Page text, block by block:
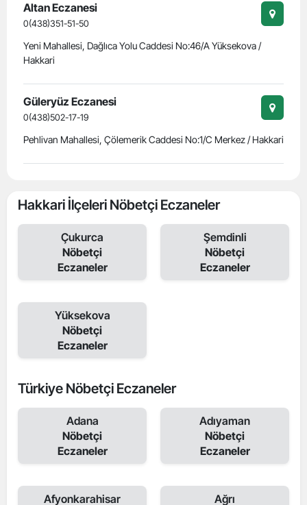
Altan Eczanesi
0(438)351-51-50
Yeni Mahallesi, Dağlıca Yolu Caddesi No:46/A Yüksekova /
Hakkari
Güleryüz Eczanesi
0(438)502-17-19
Pehlivan Mahallesi, Çölemerik Caddesi No:1/C Merkez / Hakkari
Hakkari İlçeleri Nöbetçi Eczaneler
Çukurca
Nöbetçi
Eczaneler
Şemdinli
Nöbetçi
Eczaneler
Yüksekova
Nöbetçi
Eczaneler
Türkiye Nöbetçi Eczaneler
Adana
Nöbetçi
Eczaneler
Adıyaman
Nöbetçi
Eczaneler
Afyonkarahisar
Ağrı